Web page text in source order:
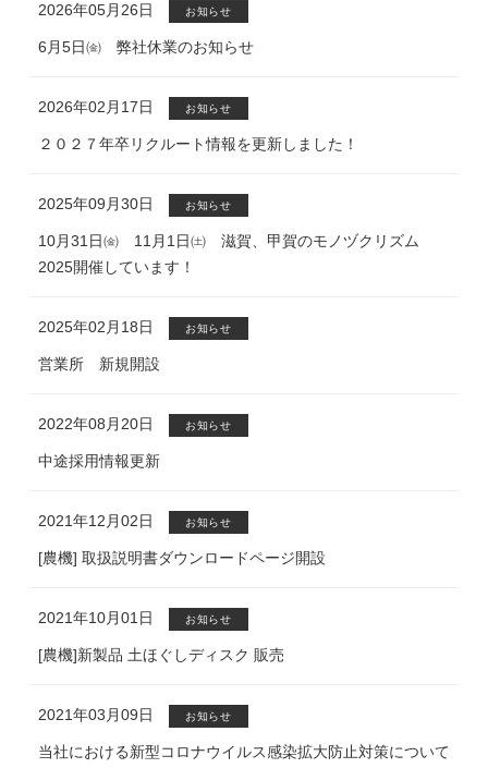
2026年05月26日 お知らせ
6月5日㈮ 弊社休業のお知らせ
2026年02月17日 お知らせ
２０２７年卒リクルート情報を更新しました！
2025年09月30日 お知らせ
10月31日㈮ 11月1日㈯ 滋賀、甲賀のモノヅクリズム
2025開催しています！
2025年02月18日 お知らせ
営業所 新規開設
2022年08月20日 お知らせ
中途採用情報更新
2021年12月02日 お知らせ
[農機] 取扱説明書ダウンロードページ開設
2021年10月01日 お知らせ
[農機]新製品 土ほぐしディスク 販売
2021年03月09日 お知らせ
当社における新型コロナウイルス感染拡大防止対策について